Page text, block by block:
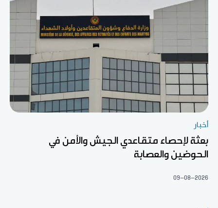
أخبار
بعثة لإحصاء متقاعدي الجيش والأمن في
الحوضين والعصابة
09-08-2026